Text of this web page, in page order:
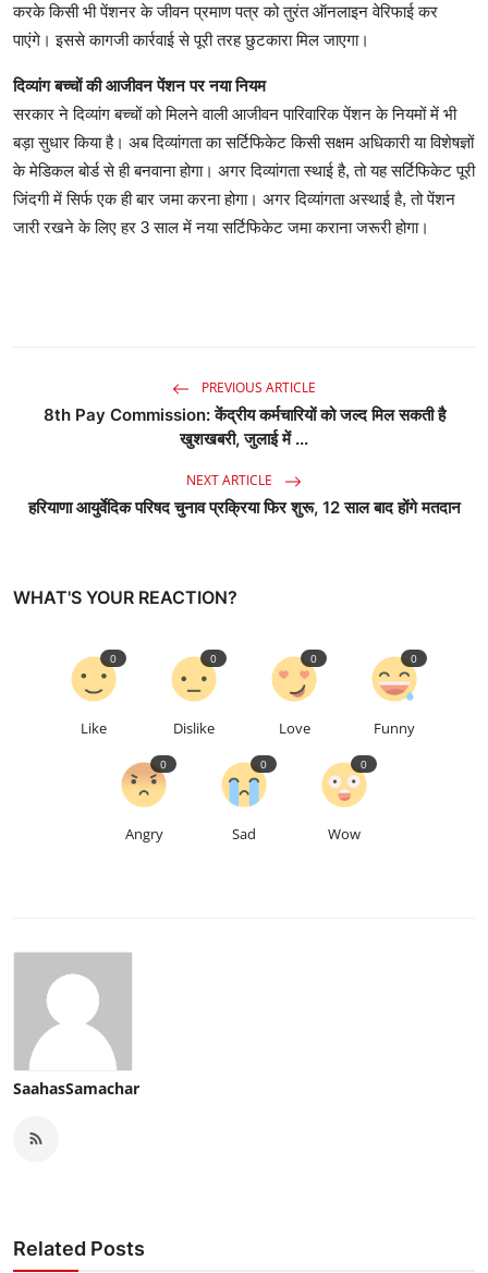
करके किसी भी पेंशनर के जीवन प्रमाण पत्र को तुरंत ऑनलाइन वेरिफाई कर
पाएंगे। इससे कागजी कार्रवाई से पूरी तरह छुटकारा मिल जाएगा।
दिव्यांग बच्चों की आजीवन पेंशन पर नया नियम
सरकार ने दिव्यांग बच्चों को मिलने वाली आजीवन पारिवारिक पेंशन के नियमों में भी
बड़ा सुधार किया है। अब दिव्यांगता का सर्टिफिकेट किसी सक्षम अधिकारी या विशेषज्ञों
के मेडिकल बोर्ड से ही बनवाना होगा। अगर दिव्यांगता स्थाई है, तो यह सर्टिफिकेट पूरी
जिंदगी में सिर्फ एक ही बार जमा करना होगा। अगर दिव्यांगता अस्थाई है, तो पेंशन
जारी रखने के लिए हर 3 साल में नया सर्टिफिकेट जमा कराना जरूरी होगा।
PREVIOUS ARTICLE
8th Pay Commission: केंद्रीय कर्मचारियों को जल्द मिल सकती है
खुशखबरी, जुलाई में ...
NEXT ARTICLE
हरियाणा आयुर्वेदिक परिषद चुनाव प्रक्रिया फिर शुरू, 12 साल बाद होंगे मतदान
WHAT'S YOUR REACTION?
Like
0
Dislike
0
Love
0
Funny
0
Angry
0
Sad
0
Wow
0
SaahasSamachar
Related Posts